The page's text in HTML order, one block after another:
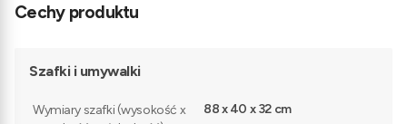
Cechy produktu
Szafki i umywalki
Wymiary szafki (wysokość x
88 x 40 x 32 cm